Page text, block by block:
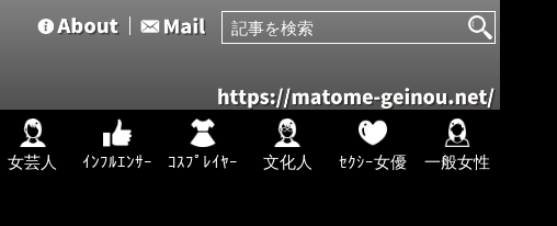
女芸人 ｲﾝﾌﾙｴﾝｻｰ ｺｽﾌﾟﾚｲﾔｰ 文化人 ｾｸｼｰ女優 一般女性